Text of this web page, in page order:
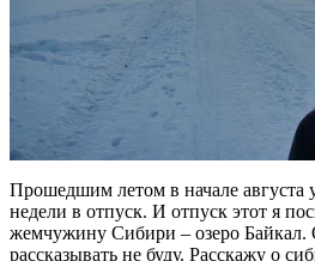
Прошедшим летом в начале августа
недели в отпуск. И отпуск этот я
жемчужину Сибири – озеро Байкал.
рассказывать не буду. Расскажу о